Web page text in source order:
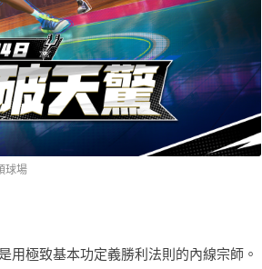
球場
用極致基本功定義勝利法則的內線宗師。